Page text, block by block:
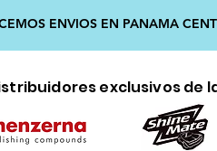
ENVIOS EN PANAMA
exclusivos de